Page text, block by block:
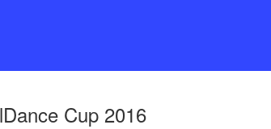
Cup 2016